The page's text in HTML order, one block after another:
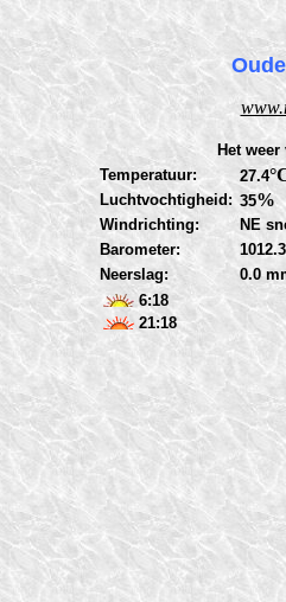
Het weer
Temperatuur:
27.4
Luchtvochtigheid: 35%
Windrichting:
NE
Barometer:
Neerslag:
0.0
6:18
21:18